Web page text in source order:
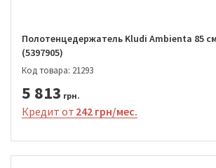
Полотенцедержатель Kludi Ambienta 85
(5397905)
Код товара: 21293
5 813 грн.
Кредит от 242 грн/мес.